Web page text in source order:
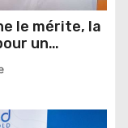
le mérite, la
un